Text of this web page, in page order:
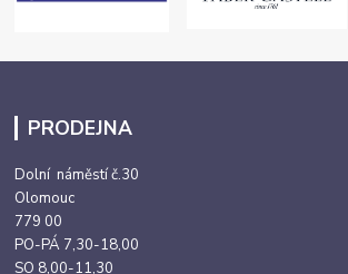
PRODEJNA
Dolní náměstí č.30
Olomouc
779 00
PO-PÁ 7,30-18,00
SO 8,00-11,30